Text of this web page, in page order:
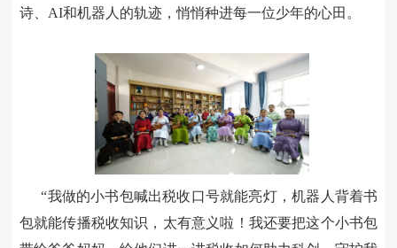
诗、 AI和机器人的轨迹，悄悄种进每一位少年的心田。
“我做的小书包喊出税收口号就能亮灯，机器人背着书
包就能传播税收知识，太有意义啦！我还要把这个小书包